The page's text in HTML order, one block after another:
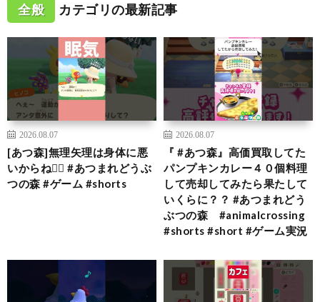
全般 カテゴリの最新記事
2026.08.07
[あつ森]無理矢理は身体に悪
いからね🙂‍↕️ #あつまれどうぶ
つの森 #ゲーム #shorts
2026.08.07
『 #あつ森』高価買取してた
パンプキンカレー４０個料理
して売却してみたら果たして
いくらに？？ #あつまれどう
ぶつの森 #animalcrossing
#shorts #short #ゲーム実況